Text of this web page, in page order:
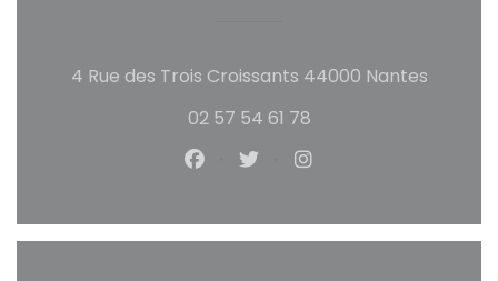
4 Rue des Trois Croissants 44000 Nantes((新し
02 57 54 61 78
Facebook ((新しいウィンドウ
Twitter ((新しいウィンド
Instagram ((新しい